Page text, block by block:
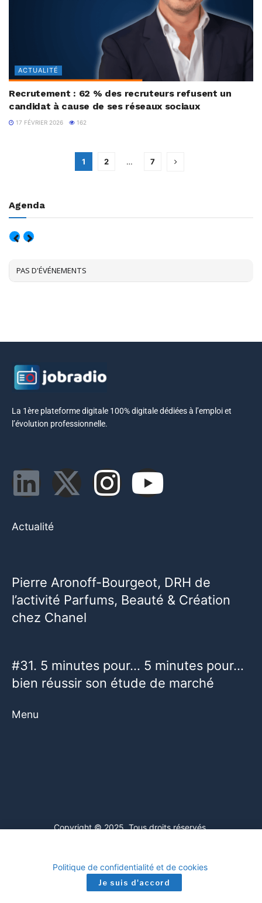
ACTUALITÉ
Recrutement : 62 % des recruteurs refusent un
candidat à cause de ses réseaux sociaux
17 FÉVRIER 2026 162
1 2 … 7
Agenda
PAS D'ÉVÉNEMENTS
Politique de confidentialité et de cookies.
Je suis d'accord
La 1ère plateforme digitale 100% digitale dédiées à l’emploi et
l’évolution professionnelle.
Actualité
Pierre Aronoff-Bourgeot, DRH de
l’activité Parfums, Beauté & Création
chez Chanel
#31. 5 minutes pour… 5 minutes pour…
bien réussir son étude de marché
Menu
Copyright © 2025. Tous droits réservés.